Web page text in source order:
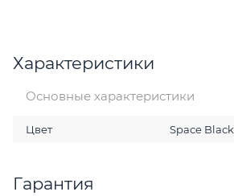
Характеристики
Основные характеристики
Цвет Space Black
Гарантия